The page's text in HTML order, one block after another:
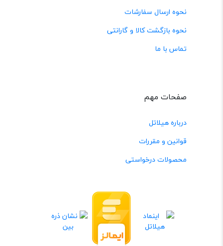
نحوه ارسال سفارشات
نحوه بازگشت کالا و گارانتی
تماس با ما
صفحات مهم
درباره هیلاتل
قوانین و مقررات
محصولات درخواستی